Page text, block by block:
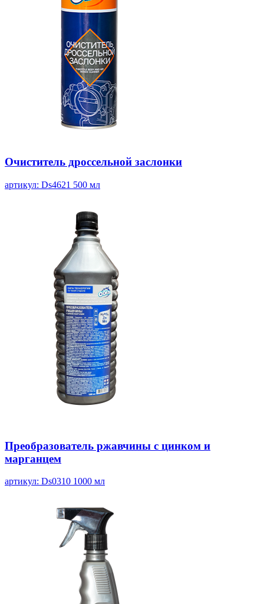
Очиститель дроссельной заслонки
артикул: Ds4621 500 мл
Преобразователь ржавчины с цинком и
марганцем
артикул: Ds0310 1000 мл